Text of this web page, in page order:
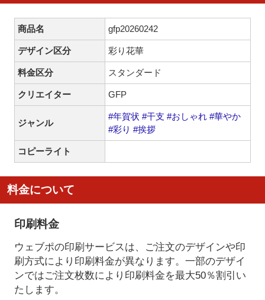
商品名 gfp20260242
デザイン区分 彩り花華
料金区分 スタンダード
クリエイター GFP
ジャンル
#年賀状 #干支 #おしゃれ #華やか
#彩り #挨拶
コピーライト
料金について
印刷料金
ウェブポの印刷サービスは、ご注文のデザインや印
刷方式により印刷料金が異なります。一部のデザイ
ンではご注文枚数により印刷料金を最大50％割引い
たします。